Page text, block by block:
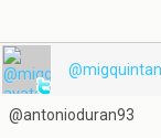
@antonioduran93